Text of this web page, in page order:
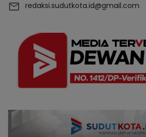
redaksi.sudutkota.id@gmail.com